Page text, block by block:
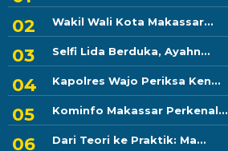
Wakil Wali Kota Makassar...
Selfi Lida Berduka, Ayahn...
Kapolres Wajo Periksa Ken...
Kominfo Makassar Perkenal...
Dari Teori ke Praktik: Ma...